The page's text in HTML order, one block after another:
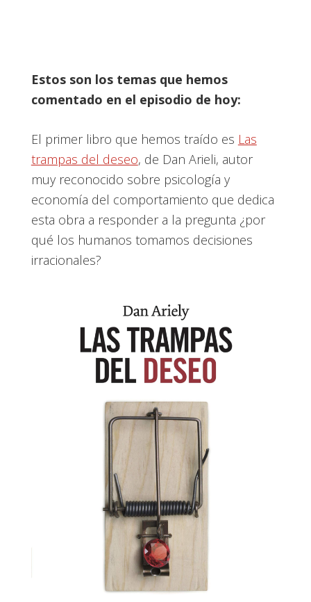
Estos son los temas que hemos
comentado en el episodio de hoy:
El primer libro que hemos traído es Las
trampas del deseo, de Dan Arieli, autor
muy reconocido sobre psicología y
economía del comportamiento que dedica
esta obra a responder a la pregunta ¿por
qué los humanos tomamos decisiones
irracionales?